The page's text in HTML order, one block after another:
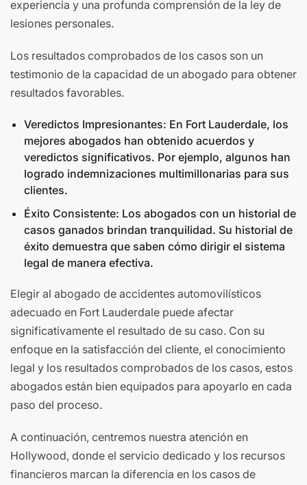
experiencia y una profunda comprensión de la ley de
lesiones personales.
Los resultados comprobados de los casos son un
testimonio de la capacidad de un abogado para obtener
resultados favorables.
Veredictos Impresionantes: En Fort Lauderdale, los
mejores abogados han obtenido acuerdos y
veredictos significativos. Por ejemplo, algunos han
logrado indemnizaciones multimillonarias para sus
clientes.
Éxito Consistente: Los abogados con un historial de
casos ganados brindan tranquilidad. Su historial de
éxito demuestra que saben cómo dirigir el sistema
legal de manera efectiva.
Elegir al abogado de accidentes automovilísticos
adecuado en Fort Lauderdale puede afectar
significativamente el resultado de su caso. Con su
enfoque en la satisfacción del cliente, el conocimiento
legal y los resultados comprobados de los casos, estos
abogados están bien equipados para apoyarlo en cada
paso del proceso.
A continuación, centremos nuestra atención en
Hollywood, donde el servicio dedicado y los recursos
financieros marcan la diferencia en los casos de